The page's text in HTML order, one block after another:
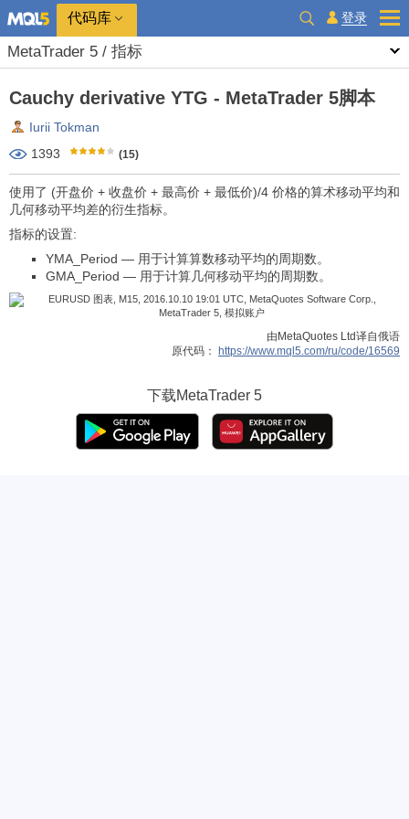
代码库 登录
MetaTrader 5 / 指标
Cauchy derivative YTG - MetaTrader 5脚本
Iurii Tokman
1393
(15)
使用了 (开盘价 + 收盘价 + 最高价 + 最低价)/4 价格的算术移动平均和
几何移动平均差的衍生指标。
指标的设置:
YMA_Period — 用于计算算数移动平均的周期数。
GMA_Period — 用于计算几何移动平均的周期数。
由MetaQuotes Ltd译自俄语
原代码： https://www.mql5.com/ru/code/16569
下载MetaTrader 5